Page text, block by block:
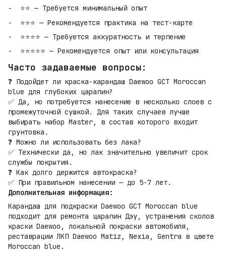
⭐⭐ — Требуется минимальный опыт
⭐⭐⭐ — Рекомендуется практика на тест-карте
⭐⭐⭐⭐ — Требуется аккуратность и терпение
⭐⭐⭐⭐⭐ — Рекомендуется опыт или консультация
Часто задаваемые вопросы:
❓ Подойдет ли краска-карандаш Daewoo GCT Moroccan
blue для глубоких царапин?
✅ Да, но потребуется нанесение в несколько слоев с
промежуточной сушкой. Для таких случаев лучше
выбирать набор Master, в состав которого входит
грунтовка.
❓ Можно ли использовать без лака?
✅ Технически да, но лак значительно увеличит срок
службы покрытия.
❓ Как долго держится автокраска?
✅ При правильном нанесении — до 5-7 лет.
Дополнительная информация:
Карандаш для подкраски Daewoo GCT Moroccan blue
подходит для ремонта царапин Дэу, устранения сколов
краски Daewoo, локальной покраски автомобиля,
реставрации ЛКП Daewoo Matiz, Nexia, Gentra в цвете
Moroccan blue.